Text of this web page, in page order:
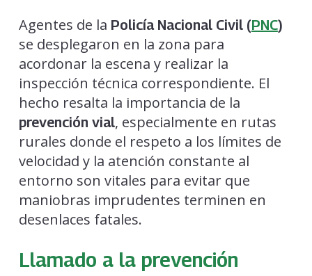
Agentes de la Policía Nacional Civil (PNC)
se desplegaron en la zona para
acordonar la escena y realizar la
inspección técnica correspondiente. El
hecho resalta la importancia de la
prevención vial, especialmente en rutas
rurales donde el respeto a los límites de
velocidad y la atención constante al
entorno son vitales para evitar que
maniobras imprudentes terminen en
desenlaces fatales.
Llamado a la prevención